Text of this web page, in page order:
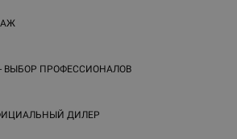
ВЫБОР ПРОФЕССИОНАЛОВ
ДИЛЕР